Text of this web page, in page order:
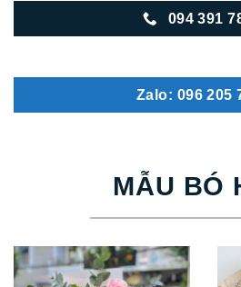
094 391
Zalo: 096 205
MẪU BÓ